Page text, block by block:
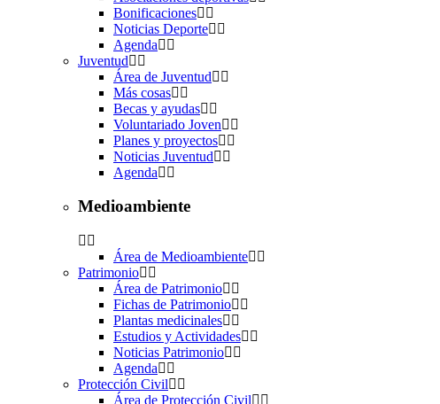
Bonificaciones
Noticias Deporte
Agenda
Juventud
Área de Juventud
Más cosas
Becas y ayudas
Voluntariado Joven
Planes y proyectos
Noticias Juventud
Agenda
Medioambiente
Área de Medioambiente
Patrimonio
Área de Patrimonio
Fichas de Patrimonio
Plantas medicinales
Estudios y Actividades
Noticias Patrimonio
Agenda
Protección Civil
Área de Protección Civil